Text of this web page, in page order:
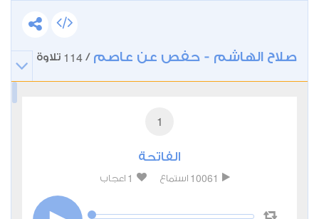
صلاح الهاشم - حفص عن عاصم /
114 تلاوة
1
الفاتحة
10061 استماع 1 اعجاب